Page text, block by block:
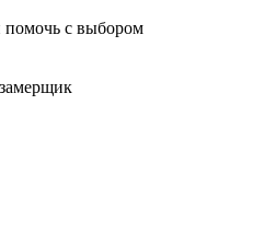
помочь с выбором